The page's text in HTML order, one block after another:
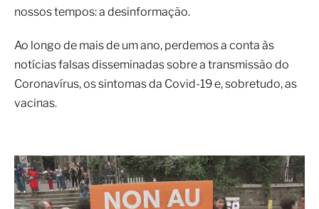
nossos tempos: a desinformação.
Ao longo de mais de um ano, perdemos a conta às
notícias falsas disseminadas sobre a transmissão do
Coronavírus, os sintomas da Covid-19 e, sobretudo, as
vacinas.